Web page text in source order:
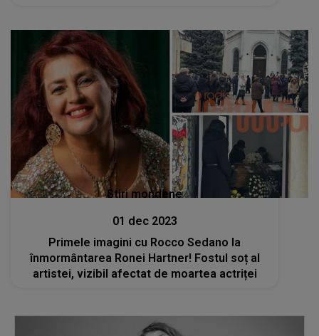
Stiri mondene
01 dec 2023
Primele imagini cu Rocco Sedano la
înmormântarea Ronei Hartner! Fostul soț al
artistei, vizibil afectat de moartea actriței